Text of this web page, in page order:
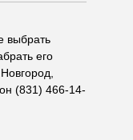
выбрать
его
(831) 466-14-